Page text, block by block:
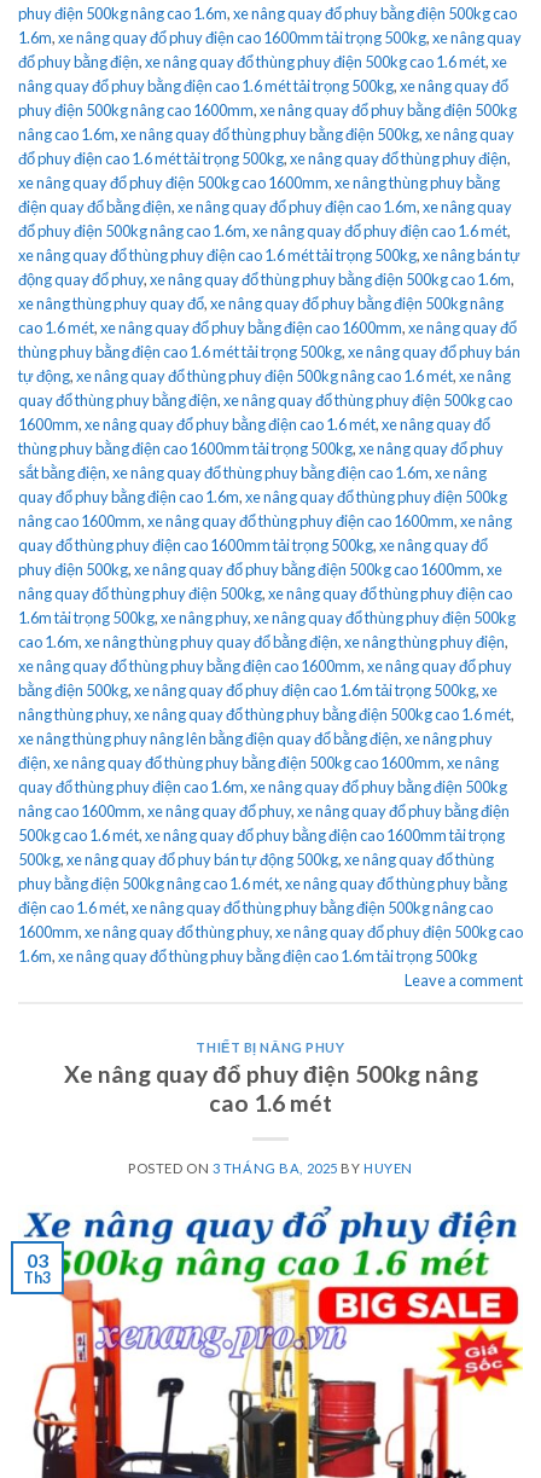
phuy điện 500kg nâng cao 1.6m,xe nâng quay đổ phuy bằng điện 500kg cao
1.6m,xe nâng quay đổ phuy điện cao 1600mm tải trọng 500kg,xe nâng quay
đổ phuy bằng điện,xe nâng quay đổ thùng phuy điện 500kg cao 1.6 mét,xe
nâng quay đổ phuy bằng điện cao 1.6 mét tải trọng 500kg,xe nâng quay đổ
phuy điện 500kg nâng cao 1600mm,xe nâng quay đổ phuy bằng điện 500kg
nâng cao 1.6m,xe nâng quay đổ thùng phuy bằng điện 500kg,xe nâng quay
đổ phuy điện cao 1.6 mét tải trọng 500kg,xe nâng quay đổ thùng phuy điện,
xe nâng quay đổ phuy điện 500kg cao 1600mm,xe nâng thùng phuy bằng
điện quay đổ bằng điện,xe nâng quay đổ phuy điện cao 1.6m,xe nâng quay
đổ phuy điện 500kg nâng cao 1.6m,xe nâng quay đổ phuy điện cao 1.6 mét,
xe nâng quay đổ thùng phuy điện cao 1.6 mét tải trọng 500kg,xe nâng bán tự
động quay đổ phuy,xe nâng quay đổ thùng phuy bằng điện 500kg cao 1.6m,
xe nâng thùng phuy quay đổ,xe nâng quay đổ phuy bằng điện 500kg nâng
cao 1.6 mét,xe nâng quay đổ phuy bằng điện cao 1600mm,xe nâng quay đổ
thùng phuy bằng điện cao 1.6 mét tải trọng 500kg,xe nâng quay đổ phuy bán
tự động,xe nâng quay đổ thùng phuy điện 500kg nâng cao 1.6 mét,xe nâng
quay đổ thùng phuy bằng điện,xe nâng quay đổ thùng phuy điện 500kg cao
1600mm,xe nâng quay đổ phuy bằng điện cao 1.6 mét,xe nâng quay đổ
thùng phuy bằng điện cao 1600mm tải trọng 500kg,xe nâng quay đổ phuy
sắt bằng điện,xe nâng quay đổ thùng phuy bằng điện cao 1.6m,xe nâng
quay đổ phuy bằng điện cao 1.6m,xe nâng quay đổ thùng phuy điện 500kg
nâng cao 1600mm,xe nâng quay đổ thùng phuy điện cao 1600mm,xe nâng
quay đổ thùng phuy điện cao 1600mm tải trọng 500kg,xe nâng quay đổ
phuy điện 500kg,xe nâng quay đổ phuy bằng điện 500kg cao 1600mm,xe
nâng quay đổ thùng phuy điện 500kg,xe nâng quay đổ thùng phuy điện cao
1.6m tải trọng 500kg,xe nâng phuy,xe nâng quay đổ thùng phuy điện 500kg
cao 1.6m,xe nâng thùng phuy quay đổ bằng điện,xe nâng thùng phuy điện,
xe nâng quay đổ thùng phuy bằng điện cao 1600mm,xe nâng quay đổ phuy
bằng điện 500kg,xe nâng quay đổ phuy điện cao 1.6m tải trọng 500kg,xe
nâng thùng phuy,xe nâng quay đổ thùng phuy bằng điện 500kg cao 1.6 mét,
xe nâng thùng phuy nâng lên bằng điện quay đổ bằng điện,xe nâng phuy
điện,xe nâng quay đổ thùng phuy bằng điện 500kg cao 1600mm,xe nâng
quay đổ thùng phuy điện cao 1.6m,xe nâng quay đổ phuy bằng điện 500kg
nâng cao 1600mm,xe nâng quay đổ phuy,xe nâng quay đổ phuy bằng điện
500kg cao 1.6 mét,xe nâng quay đổ phuy bằng điện cao 1600mm tải trọng
500kg,xe nâng quay đổ phuy bán tự động 500kg,xe nâng quay đổ thùng
phuy bằng điện 500kg nâng cao 1.6 mét,xe nâng quay đổ thùng phuy bằng
điện cao 1.6 mét,xe nâng quay đổ thùng phuy bằng điện 500kg nâng cao
1600mm,xe nâng quay đổ thùng phuy,xe nâng quay đổ phuy điện 500kg cao
1.6m,xe nâng quay đổ thùng phuy bằng điện cao 1.6m tải trọng 500kg
Leave a comment
THIẾT BỊ NÂNG PHUY
Xe nâng quay đổ phuy điện 500kg nâng
cao 1.6 mét
POSTED ON 3 THÁNG BA, 2025 BY HUYEN
03
Th3